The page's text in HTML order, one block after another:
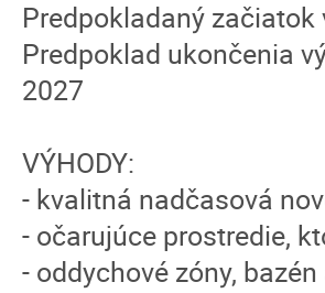
Predpokladaný
Predpoklad ukončenia
2027
VÝHODY:
- kvalitná nadčasová
- očarujúce prostredie,
- oddychové zóny,